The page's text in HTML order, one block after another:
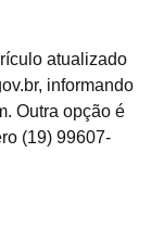
atualizado
, informando
Outra opção é
(19) 99607-